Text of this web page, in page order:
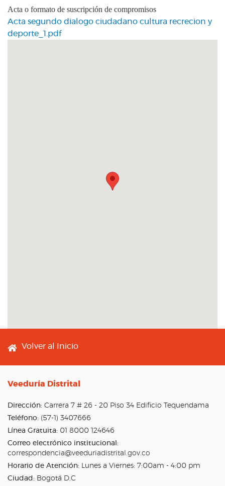
Acta o formato de suscripción de compromisos
Acta segundo dialogo ciudadano cultura recrecion y
deporte_1.pdf
Footer menu
Volver al Inicio
Veeduría Distrital
Dirección: Carrera 7 # 26 - 20 Piso 34 Edificio Tequendama
Teléfono: (57-1) 3407666
Línea Gratuita: 01 8000 124646
Correo electrónico institucional:
correspondencia@veeduriadistrital.gov.co
Horario de Atención: Lunes a Viernes: 7:00am - 4:00 pm
Ciudad: Bogotá D.C